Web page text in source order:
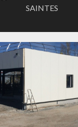
SAINTES